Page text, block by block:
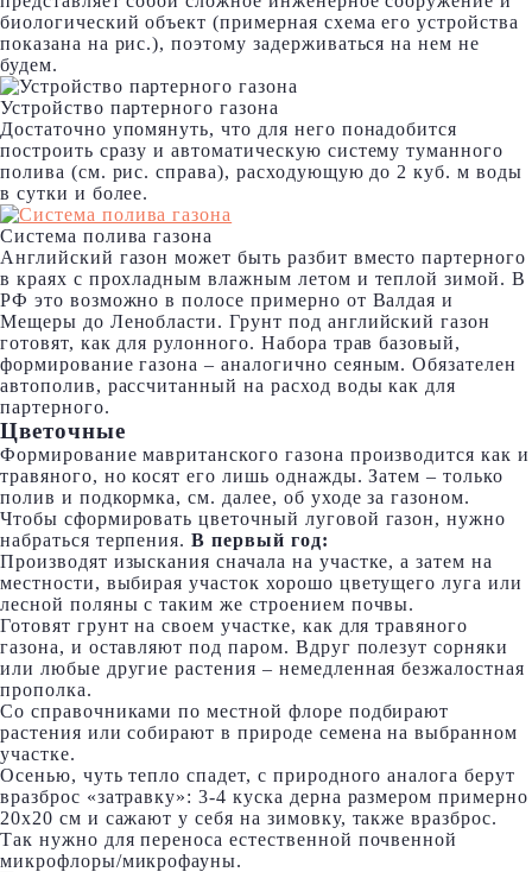
биологический объект (примерная схема его устройства
показана на рис.), поэтому задерживаться на нем не
будем.
Устройство партерного газона
Достаточно упомянуть, что для него понадобится
построить сразу и автоматическую систему туманного
полива (см. рис. справа), расходующую до 2 куб. м воды
в сутки и более.
Система полива газона
Английский газон может быть разбит вместо партерного
в краях с прохладным влажным летом и теплой зимой. В
РФ это возможно в полосе примерно от Валдая и
Мещеры до Ленобласти. Грунт под английский газон
готовят, как для рулонного. Набора трав базовый,
формирование газона – аналогично сеяным. Обязателен
автополив, рассчитанный на расход воды как для
партерного.
Цветочные
Формирование мавританского газона производится как и
травяного, но косят его лишь однажды. Затем – только
полив и подкормка, см. далее, об уходе за газоном.
Чтобы сформировать цветочный луговой газон, нужно
набраться терпения.В первый год:
Производят изыскания сначала на участке, а затем на
местности, выбирая участок хорошо цветущего луга или
лесной поляны с таким же строением почвы.
Готовят грунт на своем участке, как для травяного
газона, и оставляют под паром. Вдруг полезут сорняки
или любые другие растения – немедленная безжалостная
прополка.
Со справочниками по местной флоре подбирают
растения или собирают в природе семена на выбранном
участке.
Осенью, чуть тепло спадет, с природного аналога берут
вразброс «затравку»: 3-4 куска дерна размером примерно
20х20 см и сажают у себя на зимовку, также вразброс.
Так нужно для переноса естественной почвенной
микрофлоры/микрофауны.